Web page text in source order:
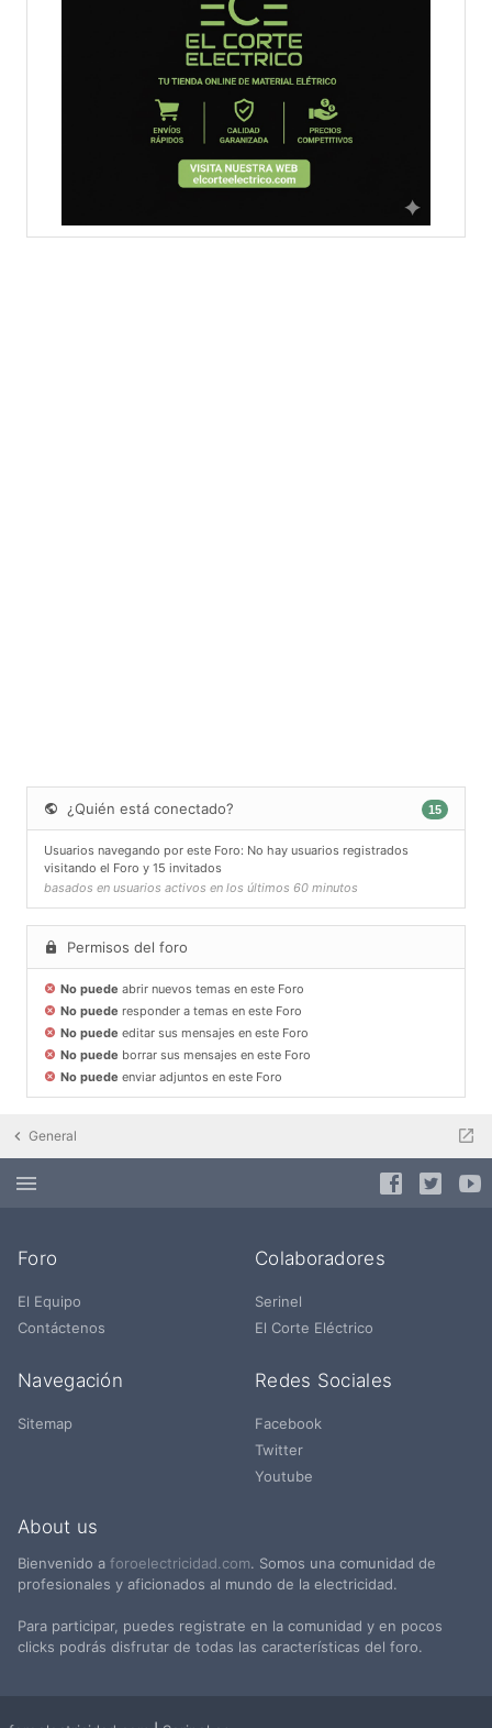
¿Quién está conectado? 15
Usuarios navegando por este Foro: No hay usuarios registrados
visitando el Foro y 15 invitados
basados en usuarios activos en los últimos 60 minutos
Permisos del foro
No puede abrir nuevos temas en este Foro
No puede responder a temas en este Foro
No puede editar sus mensajes en este Foro
No puede borrar sus mensajes en este Foro
No puede enviar adjuntos en este Foro
General
Foro
El Equipo
Contáctenos
Colaboradores
Serinel
El Corte Eléctrico
Navegación
Sitemap
Redes Sociales
Facebook
Twitter
Youtube
About us
Bienvenido a foroelectricidad.com. Somos una comunidad de
profesionales y aficionados al mundo de la electricidad.
Para participar, puedes registrate en la comunidad y en pocos
clicks podrás disfrutar de todas las características del foro.